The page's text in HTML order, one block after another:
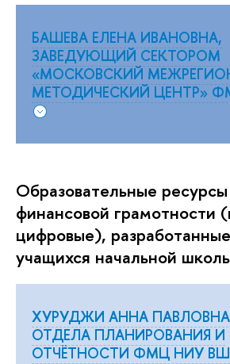
БАШЕВА ЕЛЕНА ИВАНОВНА,
ЗАВЕДУЮЩИЙ СЕКТОРОМ
«МОСКОВСКИЙ
МЕТОДИЧЕСКИЙ ЦЕНТР»
Образовательные
финансовой грамотности
цифровые),
учащихся начальной
ХУРУДЖИ АННА
ОТДЕЛА ПЛАНИРОВАНИЯ И
ОТЧЁТНОСТИ ФМЦ НИУ